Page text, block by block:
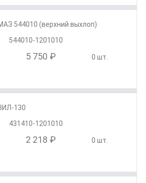
544010 (верхний выхлоп)
544010-1201010
5 750 ₽ 0 шт.
130
431410-1201010
2 218 ₽ 0 шт.